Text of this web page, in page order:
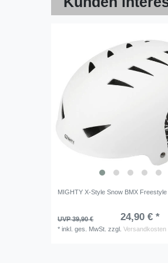
MIGHTY X-Style Snow BMX
UVP 39,90 € 24,90 € *
*inkl. ges. MwSt. zzgl.Versandkosten